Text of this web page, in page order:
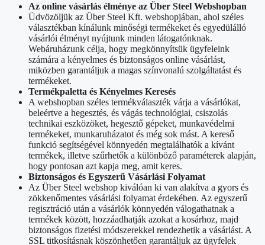
Az online vásárlás élménye az Über Steel Webshopban
Üdvözöljük az Über Steel Kft. webshopjában, ahol széles
választékban kínálunk minőségi termékeket és egyedülálló
vásárlói élményt nyújtunk minden látogatónknak.
Webáruházunk célja, hogy megkönnyítsük ügyfeleink
számára a kényelmes és biztonságos online vásárlást,
miközben garantáljuk a magas színvonalú szolgáltatást és
termékeket.
Termékpaletta és Kényelmes Keresés
A webshopban széles termékválaszték várja a vásárlókat,
beleértve a hegesztés, és vágás technológiai, csiszolás
technikai eszközöket, hegesztő gépeket, munkavédelmi
termékeket, munkaruházatot és még sok mást. A kereső
funkció segítségével könnyedén megtalálhatók a kívánt
termékek, illetve szűrhetők a különböző paraméterek alapján,
hogy pontosan azt kapja meg, amit keres.
Biztonságos és Egyszerű Vásárlási Folyamat
Az Über Steel webshop kiválóan ki van alakítva a gyors és
zökkenőmentes vásárlási folyamat érdekében. Az egyszerű
regisztráció után a vásárlók könnyedén válogathatnak a
termékek között, hozzáadhatják azokat a kosárhoz, majd
biztonságos fizetési módszerekkel rendezhetik a vásárlást. A
SSL titkosításnak köszönhetően garantáljuk az ügyfelek